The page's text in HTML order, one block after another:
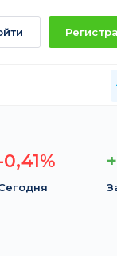
0,41%